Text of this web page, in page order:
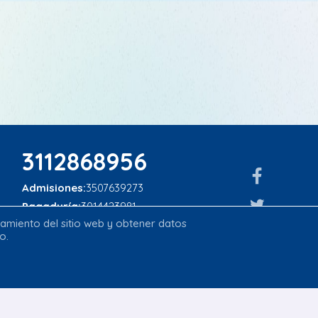
3112868956
Admisiones:3507639273
Pagaduría:3014423981
info@alverniabilingue.edu.co
del sitio web y obtener datos